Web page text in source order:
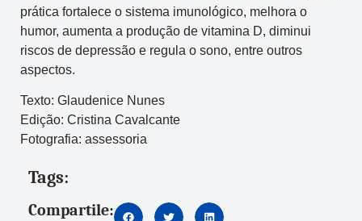
prática fortalece o sistema imunológico, melhora o
humor, aumenta a produção de vitamina D, diminui
riscos de depressão e regula o sono, entre outros
aspectos.
Texto: Glaudenice Nunes
Edição: Cristina Cavalcante
Fotografia: assessoria
Tags:
Compartile: